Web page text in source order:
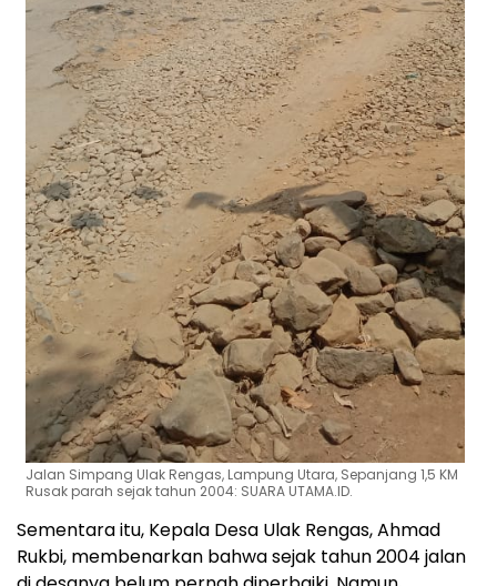
Jalan Simpang Ulak Rengas, Lampung Utara, Sepanjang 1,5 KM
Rusak parah sejak tahun 2004: SUARA UTAMA.ID.
Sementara itu, Kepala Desa Ulak Rengas, Ahmad
Rukbi, membenarkan bahwa sejak tahun 2004 jalan